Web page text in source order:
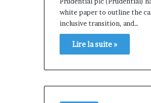
white paper to outline the
inclusive transition, and…
Lire la suite »